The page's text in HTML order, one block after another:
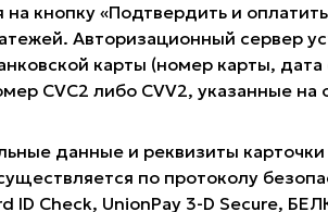
на кнопку «Подтвердить и
Авторизационный сервер
карты (номер карты,
CVC2 либо CVV2, указанные
данные и реквизиты
по протоколу
ID Check, UnionPay 3-D Secure,